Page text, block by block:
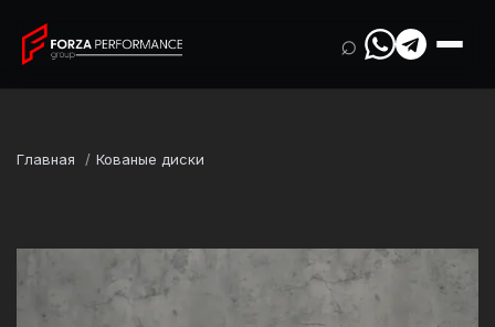
⌕
Главная Кованые диски
Марка